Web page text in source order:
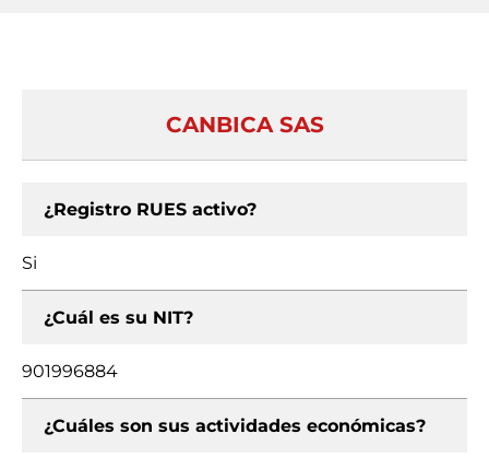
CANBICA SAS
¿Registro RUES activo?
Si
¿Cuál es su NIT?
901996884
¿Cuáles son sus actividades económicas?